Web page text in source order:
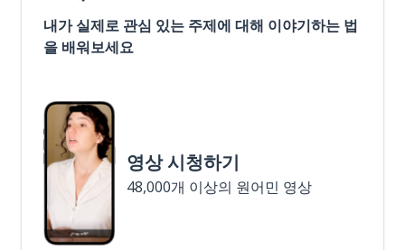
내가 실제로 관심 있는 주제에 대해 이야기하는 법
을 배워보세요
영상 시청하기
48,000개 이상의 원어민 영상